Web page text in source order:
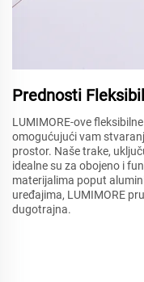
Prednosti
LUMIMORE-ove
omogućujući vam
prostor. Naše trake,
idealne su za obojeno i
materijalima poput
uređajima, LUMIMORE
dugotrajna.